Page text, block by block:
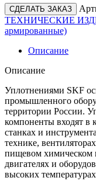
СДЕЛАТЬ ЗАКАЗ
ТЕХНИЧЕСКИЕ
армированные)
Описание
Описание
Уплотнениями SKF
промышленного
территории России.
компоненты входят в
станках и
технике,
пищевом химическом
двигателях и
высоких